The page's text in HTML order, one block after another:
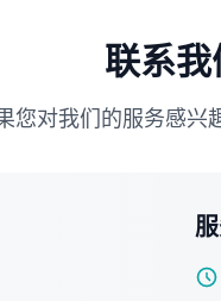
联系我
您对我们的服务感兴